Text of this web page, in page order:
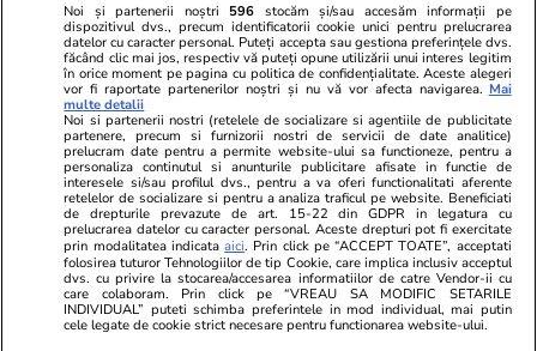
08:00
Țoiu, arestează-mă dacă
altceva n-ai de făcut!
22 iul.
Noi și partenerii noștri 596 stocăm și/sau accesăm informații pe
dispozitivul dvs., precum identificatorii cookie unici pentru prelucrarea
datelor cu caracter personal. Puteți accepta sau gestiona preferințele dvs.
făcând clic mai jos, respectiv vă puteți opune utilizării unui interes legitim
în orice moment pe pagina cu politica de confidențialitate. Aceste alegeri
vor fi raportate partenerilor noștri și nu vă vor afecta navigarea. Mai
multe detalii
Noi si partenerii nostri (retelele de socializare si agentiile de publicitate
partenere, precum si furnizorii nostri de servicii de date analitice)
prelucram date pentru a permite website-ului sa functioneze, pentru a
personaliza continutul si anunturile publicitare afisate in functie de
interesele si/sau profilul dvs., pentru a va oferi functionalitati aferente
retelelor de socializare si pentru a analiza traficul pe website. Beneficiati
de drepturile prevazute de art. 15-22 din GDPR in legatura cu
prelucrarea datelor cu caracter personal. Aceste drepturi pot fi exercitate
prin modalitatea indicataaici. Prin click pe “ACCEPT TOATE”, acceptati
folosirea tuturor Tehnologiilor de tip Cookie, care implica inclusiv acceptul
dvs. cu privire la stocarea/accesarea informatiilor de catre Vendor-ii cu
care colaboram. Prin click pe “VREAU SA MODIFIC SETARILE
INDIVIDUAL” puteti schimba preferintele in mod individual, mai putin
cele legate de cookie strict necesare pentru functionarea website-ului.